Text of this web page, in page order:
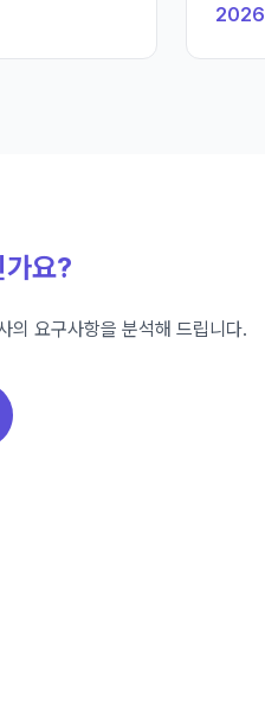
2026
가요?
의 요구사항을 분석해 드립니다.